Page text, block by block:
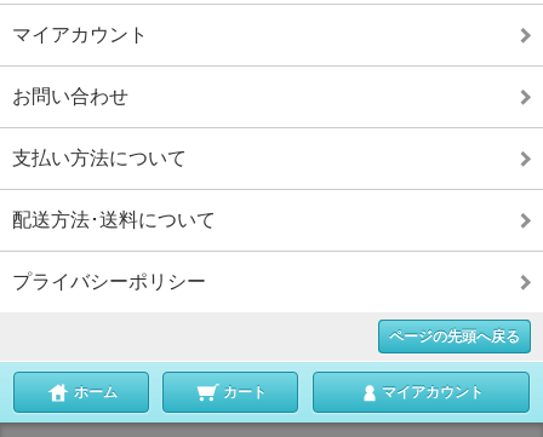
マイアカウント
お問い合わせ
支払い方法について
配送方法･送料について
プライバシーポリシー
ページの先頭へ戻る
ホーム カート マイアカウント